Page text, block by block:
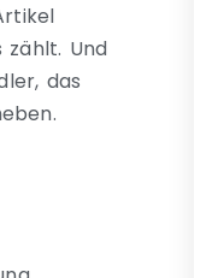
zählt. Und
das